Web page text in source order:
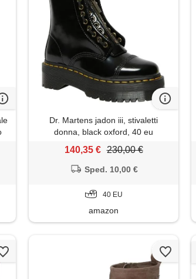
Dr. Martens jadon iii, stivaletti
donna, black oxford, 40 eu
140,35 € 230,00 €
Sped. 10,00 €
40 EU
amazon